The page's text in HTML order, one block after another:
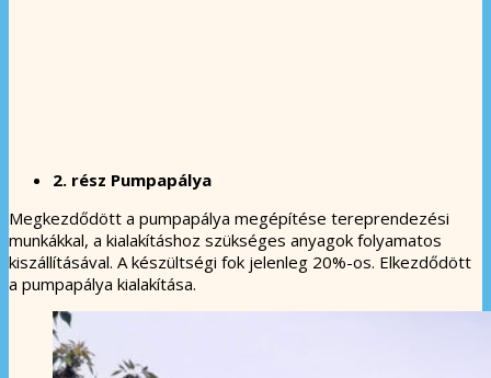
2. rész Pumpapálya
Megkezdődött a pumpapálya megépítése tereprendezési
munkákkal, a kialakításhoz szükséges anyagok folyamatos
kiszállításával. A készültségi fok jelenleg 20%-os. Elkezdődött
a pumpapálya kialakítása.